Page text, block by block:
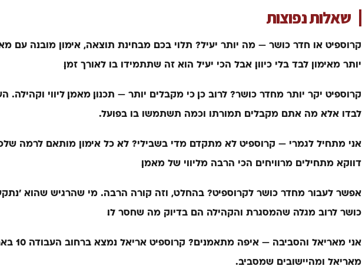
שאלות נפוצות
קרוספיט או חדר כושר — מה יותר יעיל? תלוי בכם. מבחינת תוצאה, אימון מובנה עם
יותר מאימון לבד בלי כיוון. אבל הכי יעיל הוא זה שתתמידו בו לאורך זמן.
קרוספיט יקר יותר מחדר כושר? לרוב כן, כי מקבלים יותר — תכנון, מאמן, ליווי
לבדו אלא מה אתם מקבלים תמורתו וכמה תשתמשו בו בפועל.
אני מתחיל לגמרי — קרוספיט לא מתקדם מדי בשבילי? לא. כל אימון מותאם לרמה
דווקא מתחילים מרוויחים הכי הרבה מליווי של מאמן.
אפשר לעבור מחדר כושר לקרוספיט? בהחלט, וזה קורה הרבה. מי שהרגיש שהוא
כושר לרוב מגלה שהמסגרת והקהילה הם בדיוק מה שחסר לו.
אני מאריאל והסביבה — איפה מתאמנים?
מאריאל ומהיישובים שמסביב.